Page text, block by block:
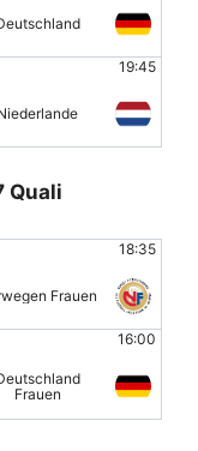
19:45
Quali
18:35
Frauen
16:00
Frauen